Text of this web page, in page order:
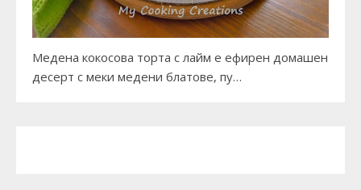
Медена кокосова торта с лайм е ефирен домашен
десерт с меки медени блатове, пу…